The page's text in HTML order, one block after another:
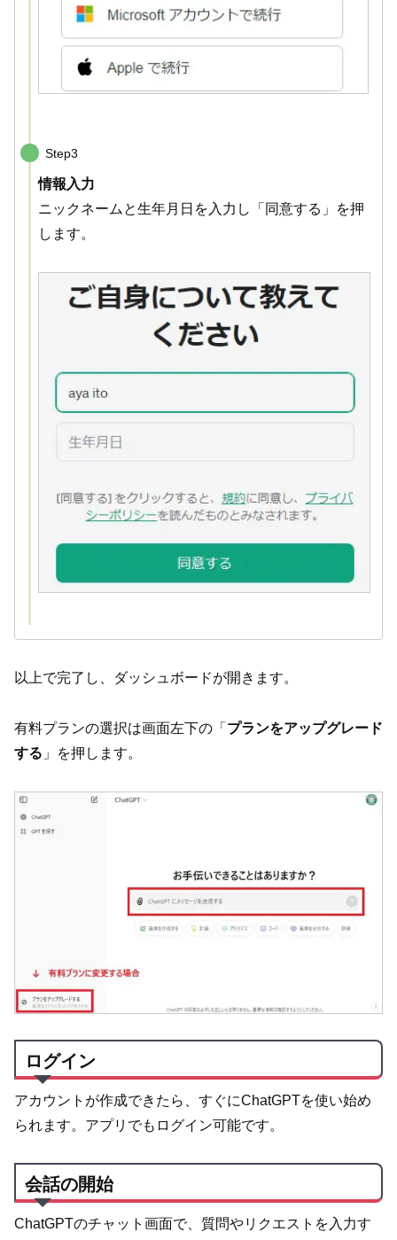
Step3
情報入力
ニックネームと生年月日を入力し「同意する」を押
します。
以上で完了し、ダッシュボードが開きます。
有料プランの選択は画面左下の「 プランをアップグレード
する 」を押します。
ログイン
アカウントが作成できたら、すぐにChatGPTを使い始め
られます。アプリでもログイン可能です。
会話の開始
ChatGPTのチャット画面で、質問やリクエストを入力す